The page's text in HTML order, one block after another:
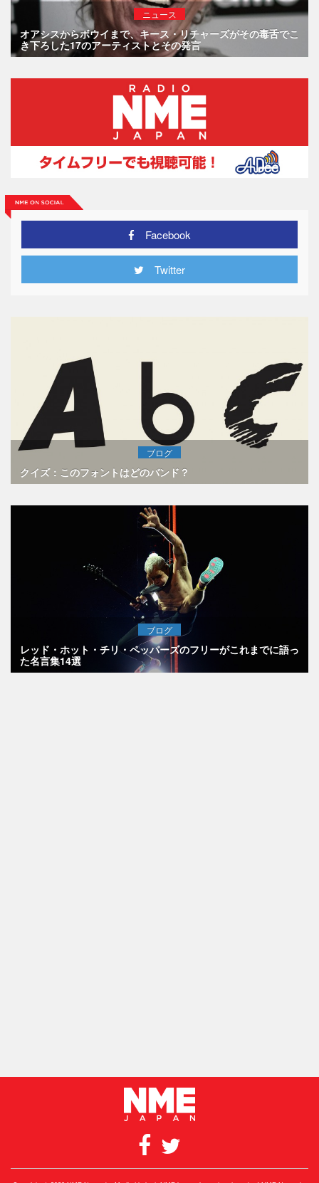
ニュース
オアシスからボウイまで、キース・リチャーズがその毒舌でこ
き下ろした17のアーティストとその発言
Facebook
Twitter
ブログ
クイズ：このフォントはどのバンド？
ブログ
レッド・ホット・チリ・ペッパーズのフリーがこれまでに語っ
た名言集14選